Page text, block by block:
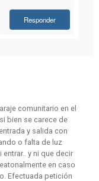
Responder
comunitario en el
bien se carece de
y salida con
o falta de luz
y ni que decir
en caso
Efectuada petición